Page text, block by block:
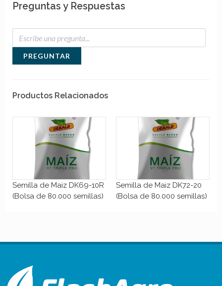
Preguntas y Respuestas
PREGUNTAR
Productos Relacionados
Semilla de Maiz DK69-10R
(Bolsa de 80.000 semillas)
Semilla de Maiz DK72-20
(Bolsa de 80.000 semillas)